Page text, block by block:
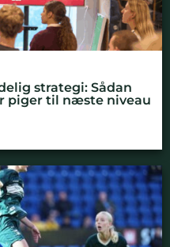
strategi: Sådan
piger til næste niveau